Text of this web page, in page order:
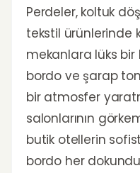
Perdeler, koltuk
tekstil ürünlerinde
mekanlara lüks bir
bordo ve şarap
bir atmosfer
salonlarının
butik otellerin
bordo her